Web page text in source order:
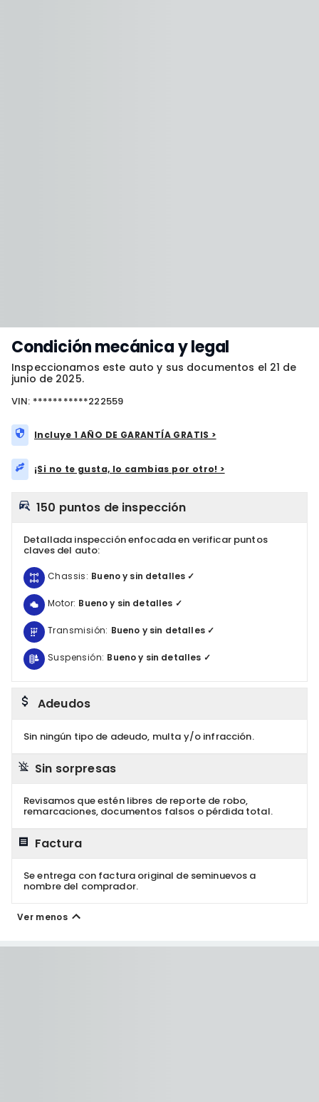
Condición mecánica y legal
Inspeccionamos este auto y sus documentos el 21 de
junio de 2025.
VIN: ***********222559
Incluye 1 AÑO DE GARANTÍA GRATIS >
¡Si no te gusta, lo cambias por otro! >
150 puntos de inspección
Detallada inspección enfocada en verificar puntos
claves del auto:
Chassis: Bueno y sin detalles ✓
Motor: Bueno y sin detalles ✓
Transmisión: Bueno y sin detalles ✓
Suspensión: Bueno y sin detalles ✓
Adeudos
Sin ningún tipo de adeudo, multa y/o infracción.
Sin sorpresas
Revisamos que estén libres de reporte de robo,
remarcaciones, documentos falsos o pérdida total.
Factura
Se entrega con factura original de seminuevos a
nombre del comprador.
Ver menos